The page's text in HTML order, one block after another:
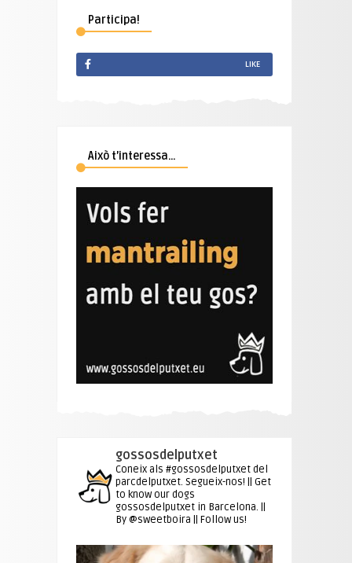
Participa!
LIKE
Això t’interessa…
gossosdelputxet
Coneix als #gossosdelputxet del
parcdelputxet. Segueix-nos! || Get
to know our dogs
gossosdelputxet in Barcelona. ||
By @sweetboira || Follow us!